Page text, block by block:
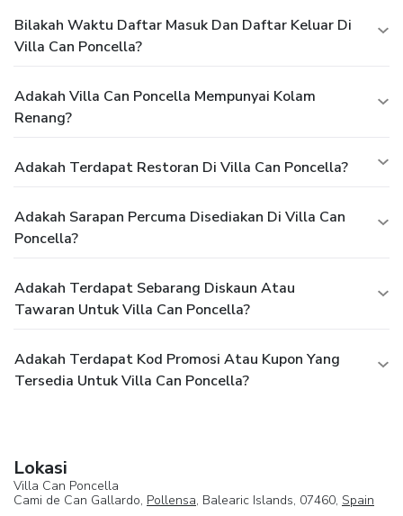
Bilakah Waktu Daftar Masuk Dan Daftar Keluar Di
Villa Can Poncella?
Adakah Villa Can Poncella Mempunyai Kolam
Renang?
Adakah Terdapat Restoran Di Villa Can Poncella?
Adakah Sarapan Percuma Disediakan Di Villa Can
Poncella?
Adakah Terdapat Sebarang Diskaun Atau
Tawaran Untuk Villa Can Poncella?
Adakah Terdapat Kod Promosi Atau Kupon Yang
Tersedia Untuk Villa Can Poncella?
Lokasi
Villa Can Poncella
Cami de Can Gallardo, Pollensa, Balearic Islands, 07460, Spain